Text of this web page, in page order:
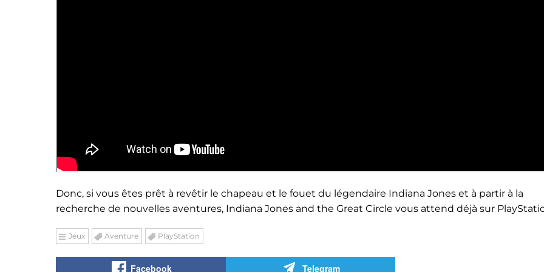
Donc, si vous êtes prêt à revêtir le chapeau et le fouet du légendaire Indiana Jones et à partir à la
recherche de nouvelles aventures, Indiana Jones and the Great Circle vous attend déjà sur
Jeux Aventure PlayStation
Facebook Telegram